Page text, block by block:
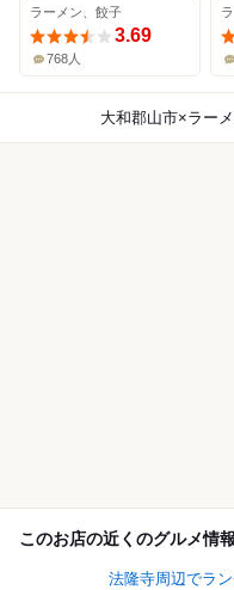
ラーメン、餃子
3.69
768人
大和郡山市×ラー
このお店の近くのグルメ情
法隆寺周辺でラ